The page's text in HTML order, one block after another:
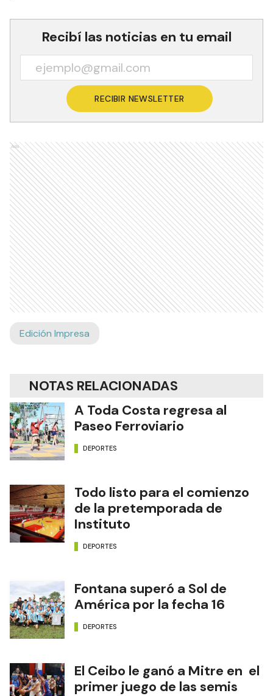
Recibí las noticias en tu email
RECIBIR NEWSLETTER
Ads
Edición Impresa
NOTAS RELACIONADAS
A Toda Costa regresa al
Paseo Ferroviario
DEPORTES
Todo listo para el comienzo
de la pretemporada de
Instituto
DEPORTES
Fontana superó a Sol de
América por la fecha 16
DEPORTES
El Ceibo le ganó a Mitre en el
primer juego de las semis